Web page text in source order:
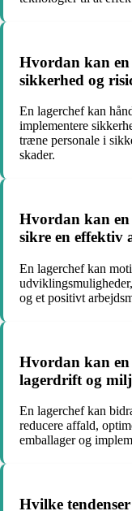
Hvordan kan en
sikkerhed og
En lagerchef kan
implementere
træne personale i
skader.
Hvordan kan en
sikre en effektiv
En lagerchef kan
og et positivt
Hvordan kan
lagerdrift og
En lagerchef kan
reducere affald,
emballager og
Hvilke